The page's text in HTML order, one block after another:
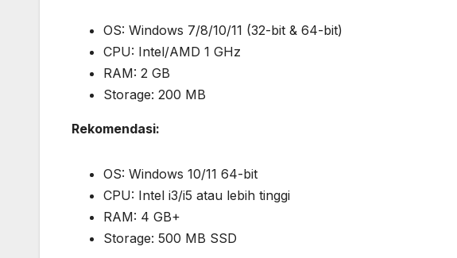
OS: Windows 7/8/10/11 (32-bit & 64-bit)
CPU: Intel/AMD 1 GHz
RAM: 2 GB
Storage: 200 MB
Rekomendasi:
OS: Windows 10/11 64-bit
CPU: Intel i3/i5 atau lebih tinggi
RAM: 4 GB+
Storage: 500 MB SSD